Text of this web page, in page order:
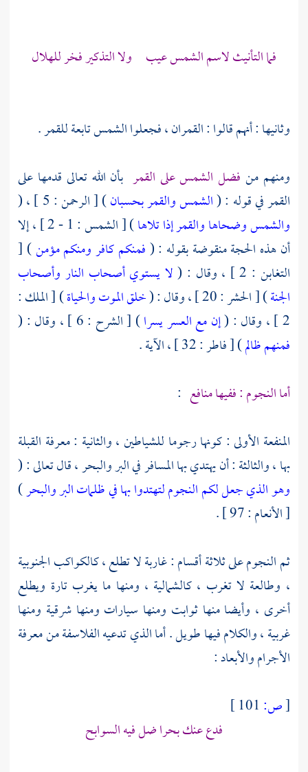
فما التأنيث لاسم الشمس عيب ولا التذكير فخر للهلال
وثانيها : أنهم قالوا : القمران ، فجعلوا الشمس تابعة للقمر .
ومنهم من فضل الشمس على القمر بأن الله تعالى قدمها على
القمر في قوله : (الشمس والقمر بحسبان) [ الرحمن : 5 ] ، (
والشمس وضحاهاوالقمر إذا تلاها
) [ الشمس : 1 - 2 ] ، إلا
أن هذه الحجة منقوضة بقوله : (فمنكم كافر ومنكم مؤمن) [
التغابن : 2 ] ، وقال : (
لا يستوي أصحاب النار وأصحاب
الجنة) [ الحشر : 20 ] ، وقال : ( خلق الموت والحياة) [ الملك :
2 ] ، وقال : (
إن مع العسر يسرا) [ الشرح : 6 ] ، وقال : (
فمنهم ظالم) [ فاطر : 32 ] ، الآية .
أما النجوم : ففيها منافع :
المنفعة الأولى : كونها رجوما للشياطين ، والثانية : معرفة القبلة
بها ، والثالثة : أن يهتدي بها المسافر في البر والبحر ، قال تعالى : (
وهو الذي جعل لكم النجوم لتهتدوا بها في ظلمات البر والبحر)
[ الأنعام : 97 ] .
ثم النجوم على ثلاثة أقسام : غاربة لا تطلع ، كالكواكب الجنوبية
، وطالعة لا تغرب ، كالشمالية ، ومنها ما يغرب تارة ويطلع
أخرى ، وأيضا منها ثوابت ومنها سيارات ومنها شرقية ومنها
غربية ، والكلام فيها طويل . أما الذي تدعيه الفلاسفة من معرفة
الأجرام والأبعاد :
[ص:
فدع عنك بحرا ضل فيه السوابح